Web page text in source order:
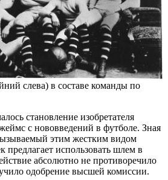
слева) в составе команды по
становление изобретателя
с нововведений в футболе. Зная
этим жестким видом
предлагает использовать шлем в
абсолютно не противоречило
одобрение высшей комиссии.